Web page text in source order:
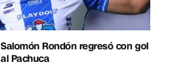
Salomón Rondón regresó con gol
al Pachuca